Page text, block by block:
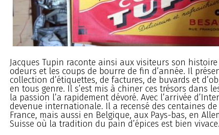
Jacques Tupin raconte ainsi aux visiteurs son
odeurs et les coups de bourre de fin d’année. Il
collection d’étiquettes, de factures, de buvards et
en tous genre. Il s’est mis à chiner ces trésors dans
la passion l’a rapidement dévoré. Avec l’arrivée
devenue internationale. Il a recensé des centaines
France, mais aussi en Belgique, aux Pays-bas, en
Suisse où la tradition du pain d’épices est bien